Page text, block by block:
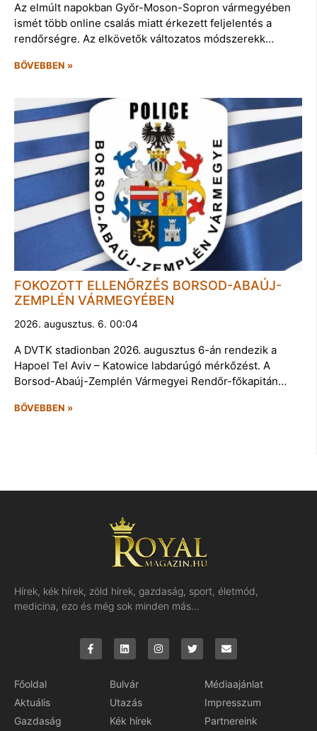
Az elmúlt napokban Győr-Moson-Sopron vármegyében
ismét több online csalás miatt érkezett feljelentés a
rendőrségre. Az elkövetők változatos módszerekk…
BŐVEBBEN »
FOKOZOTT ELLENŐRZÉS BORSOD-ABAÚJ-
ZEMPLÉN VÁRMEGYÉBEN
2026. augusztus. 6. 00:04
A DVTK stadionban 2026. augusztus 6-án rendezik a
Hapoel Tel Aviv – Katowice labdarúgó mérkőzést. A
Borsod-Abaúj-Zemplén Vármegyei Rendőr-főkapitán…
BŐVEBBEN »
Hírek, kék hírek, zöld hírek, gazdaság, sport, életmód,
medicina, ezo és még sok minden más…
Főoldal
Aktuális
Gazdaság
Bulvár
Utazás
Kék hírek
Médiaajánlat
Impresszum
Partnereink